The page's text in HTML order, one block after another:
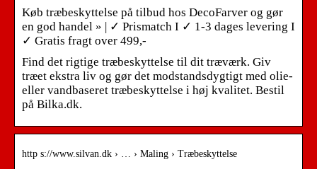
Køb træbeskyttelse på tilbud hos DecoFarver og gør
en god handel » | ✓ Prismatch I ✓ 1-3 dages levering I
✓ Gratis fragt over 499,-
Find det rigtige træbeskyttelse til dit træværk. Giv
træet ekstra liv og gør det modstandsdygtigt med olie-
eller vandbaseret træbeskyttelse i høj kvalitet. Bestil
på Bilka.dk.
http s://www.silvan.dk › … › Maling › Træbeskyttelse